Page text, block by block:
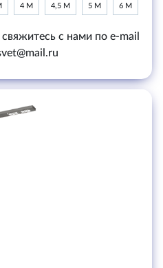
4 М 4,5 М 5 М 6 М
с нами по e-mail